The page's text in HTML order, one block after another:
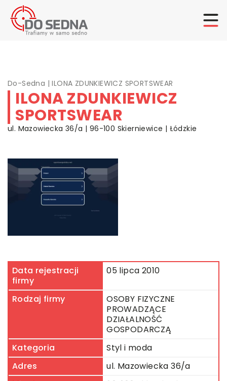
Do-Sedna |ILONA ZDUNKIEWICZ SPORTSWEAR
ILONA ZDUNKIEWICZ
SPORTSWEAR
ul. Mazowiecka 36/a | 96-100 Skierniewice | Łódzkie
Data rejestracji
firmy
05 lipca 2010
Rodzaj firmy
OSOBY FIZYCZNE
PROWADZĄCE
DZIAŁALNOŚĆ
GOSPODARCZĄ
Kategoria
Styl i moda
Adres
ul. Mazowiecka 36/a